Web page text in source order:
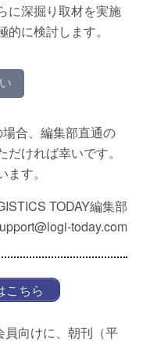
に深掘り取材を実施
に検討します。
合、編集部直通の
ければ幸いです。
す。
TODAY編集部
today.com
こちら
員向けに、朝刊（平